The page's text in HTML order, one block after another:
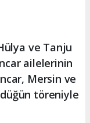
ve Tanju
ailelerinin
Mersin ve
töreniyle